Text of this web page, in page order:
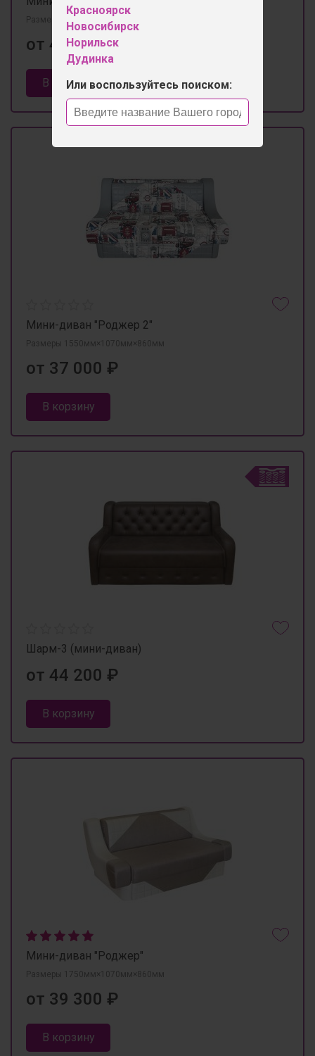
Красноярск
Новосибирск
Норильск
Дудинка
Или воспользуйтесь поиском:
Размеры 1600мм×1150мм×980мм
от 44 550 ₽
В корзину
Мини-диван "Роджер 2"
Размеры 1550мм×1070мм×860мм
от 37 000 ₽
В корзину
Шарм-3 (мини-диван)
от 44 200 ₽
В корзину
Мини-диван "Роджер"
Размеры 1750мм×1070мм×860мм
от 39 300 ₽
В корзину